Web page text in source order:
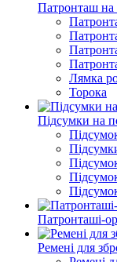
Патронташ на
Лямка
Торока
Підсумки на
Патронташі-
Ремені для